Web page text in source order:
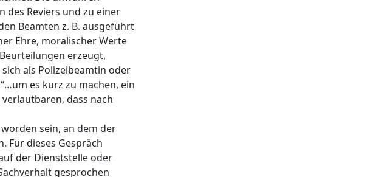
des Reviers und zu einer
Beamten z. B. ausgeführt
Ehre, moralischer Werte
erzeugt,
als Polizeibeamtin oder
es kurz zu machen, ein
dass nach
sein, an dem der
Für dieses Gespräch
der Dienststelle oder
gesprochen